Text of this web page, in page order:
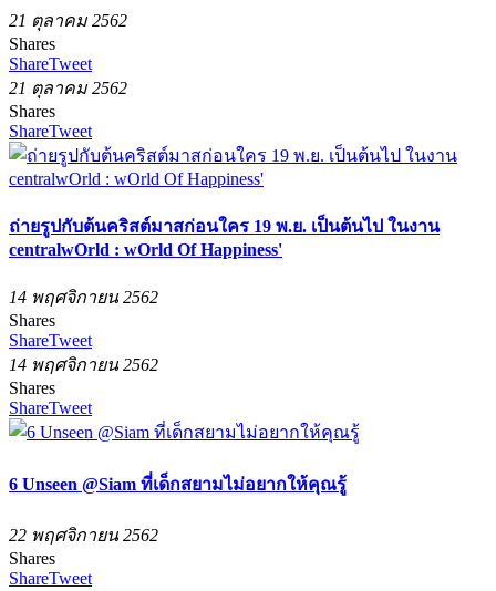
21 ตุลาคม 2562
Shares
ShareTweet
21 ตุลาคม 2562
Shares
ShareTweet
ถ่ายรูปกับต้นคริสต์มาสก่อนใคร 19 พ.ย. เป็นต้นไป ในงาน
centralwOrld : wOrld Of Happiness'
14 พฤศจิกายน 2562
Shares
ShareTweet
14 พฤศจิกายน 2562
Shares
ShareTweet
6 Unseen @Siam ที่เด็กสยามไม่อยากให้คุณรู้
22 พฤศจิกายน 2562
Shares
ShareTweet